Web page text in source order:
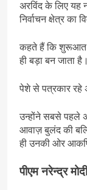
अरविंद के लिए यह
निर्वाचन क्षेत्र का
कहते हैं कि शुरूआत
ही बड़ा बन जाता है।
पेशे से पत्रकार रहे
उन्होंने सबसे पहले
आवाज़ बुलंद की
ही उनकी ओर
पीएम नरेन्द्र